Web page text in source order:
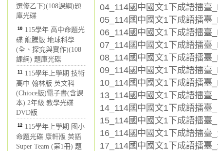
選修乙下)(108課綱)題
庫光碟
10 115學年 高中命題光
碟 龍騰版 地球科學
(全、探究與實作)(108
課綱) 題庫光碟
11 115學年上學期 技術
高中 翰林版 英文科
(Chioce版)電子書(含課
本) 2年級 教學光碟
DVD版
12 115學年上學期 國小
命題光碟 康軒版 英語
Super Team (第1冊) 題
04_114國中國文1下成語擂臺
05_114國中國文1下成語擂臺
06_114國中國文1下成語擂臺
07_114國中國文1下成語擂臺
08_114國中國文1下成語擂臺
09_114國中國文1下成語擂臺
10_114國中國文1下成語擂臺
13_114國中國文1下成語擂臺
14_114國中國文1下成語擂臺
15_114國中國文1下成語擂臺
16_114國中國文1下成語擂臺
17_114國中國文1下成語擂臺